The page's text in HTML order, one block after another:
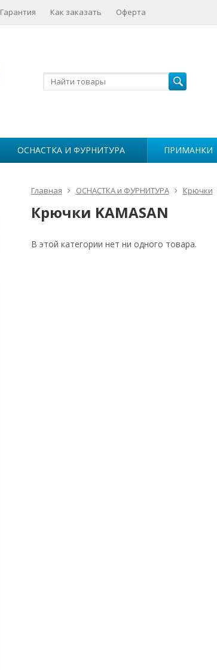
Гарантия Как заказать Оферта
ОСНАСТКА И ФУРНИТУРА ПРИМАНКИ
Главная ОСНАСТКА и ФУРНИТУРА Крючки
Крючки KAMASAN
В этой категории нет ни одного товара.